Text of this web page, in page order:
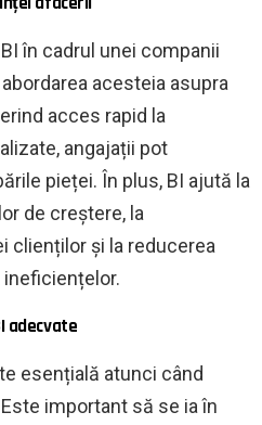
în cadrul unei companii
acesteia asupra
acces rapid la
angajații pot
pieței. În plus, BI ajută la
de creștere, la
clienților și la reducerea
adecvate
esențială atunci când
important să se ia în